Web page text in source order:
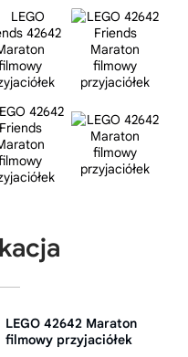
LEGO 42642 Maraton
filmowy przyjaciółek